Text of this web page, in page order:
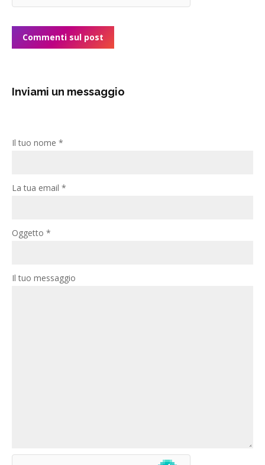
Commenti sul post
Inviami un messaggio
Il tuo nome *
La tua email *
Oggetto *
Il tuo messaggio